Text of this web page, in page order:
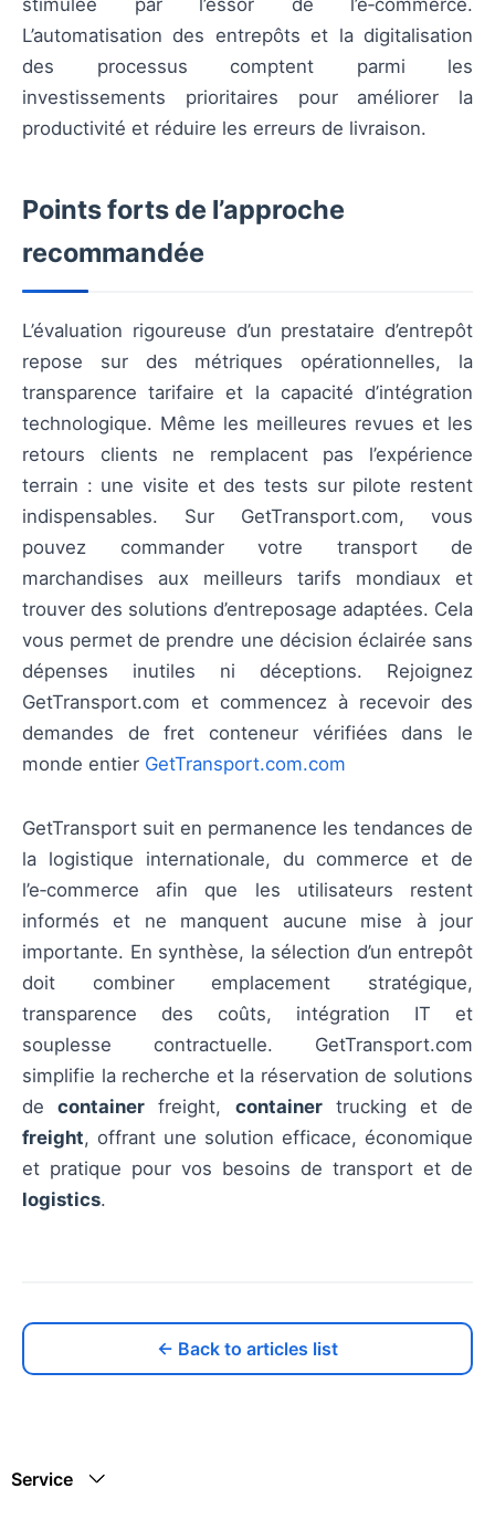
stimulée par l’essor de l’e‑commerce.
L’automatisation des entrepôts et la digitalisation
des processus comptent parmi les
investissements prioritaires pour améliorer la
productivité et réduire les erreurs de livraison.
Points forts de l’approche
recommandée
L’évaluation rigoureuse d’un prestataire d’entrepôt
repose sur des métriques opérationnelles, la
transparence tarifaire et la capacité d’intégration
technologique. Même les meilleures revues et les
retours clients ne remplacent pas l’expérience
terrain : une visite et des tests sur pilote restent
indispensables. Sur GetTransport.com, vous
pouvez commander votre transport de
marchandises aux meilleurs tarifs mondiaux et
trouver des solutions d’entreposage adaptées. Cela
vous permet de prendre une décision éclairée sans
dépenses inutiles ni déceptions. Rejoignez
GetTransport.com et commencez à recevoir des
demandes de fret conteneur vérifiées dans le
monde entier GetTransport.com.com
GetTransport suit en permanence les tendances de
la logistique internationale, du commerce et de
l’e‑commerce afin que les utilisateurs restent
informés et ne manquent aucune mise à jour
importante. En synthèse, la sélection d’un entrepôt
doit combiner emplacement stratégique,
transparence des coûts, intégration IT et
souplesse contractuelle. GetTransport.com
simplifie la recherche et la réservation de solutions
decontainer freight, containertrucking et de
freight, offrant une solution efficace, économique
et pratique pour vos besoins de transport et de
logistics.
← Back to articles list
Service